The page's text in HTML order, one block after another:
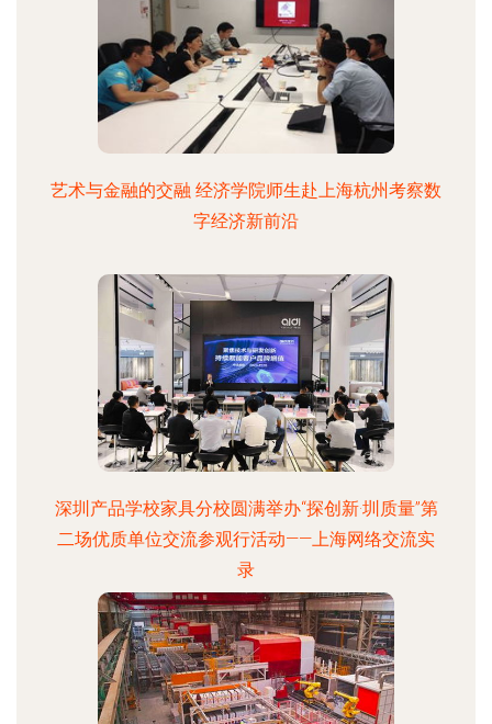
艺术与金融的交融 经济学院师生赴上海杭州考察数
字经济新前沿
深圳产品学校家具分校圆满举办“探创新·圳质量”第
二场优质单位交流参观行活动——上海网络交流实
录